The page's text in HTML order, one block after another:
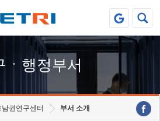
ㆍ행정부서
남권연구센터 부서 소개